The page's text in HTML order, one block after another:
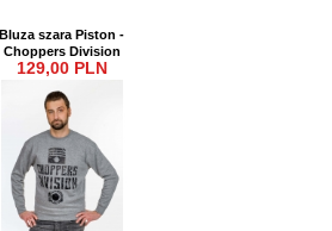
Bluza szara Piston -
Choppers Division
129,00 PLN